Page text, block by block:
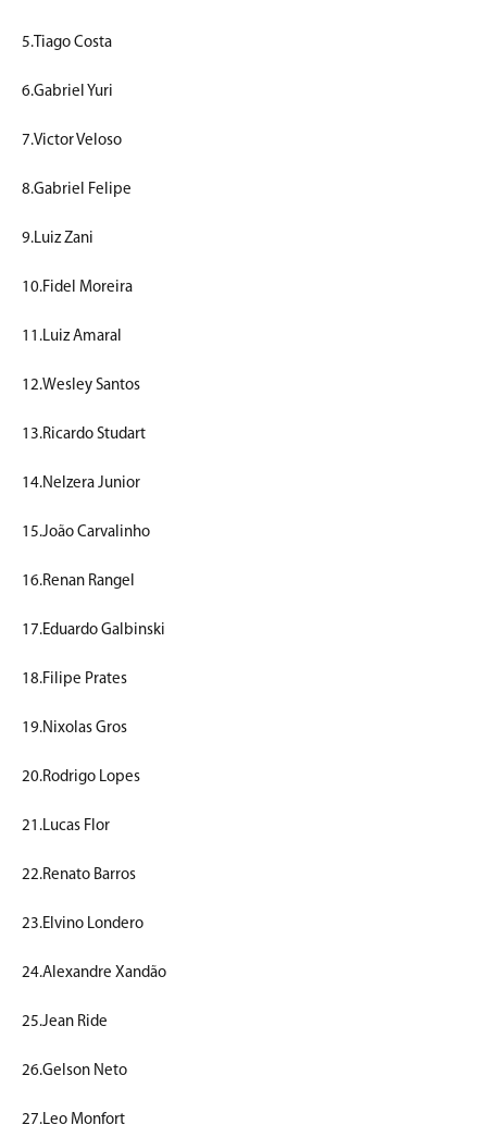
5.Tiago Costa
6.Gabriel Yuri
7.Victor Veloso
8.Gabriel Felipe
9.Luiz Zani
10.Fidel Moreira
11.Luiz Amaral
12.Wesley Santos
13.Ricardo Studart
14.Nelzera Junior
15.João Carvalinho
16.Renan Rangel
17.Eduardo Galbinski
18.Filipe Prates
19.Nixolas Gros
20.Rodrigo Lopes
21.Lucas Flor
22.Renato Barros
23.Elvino Londero
24.Alexandre Xandão
25.Jean Ride
26.Gelson Neto
27.Leo Monfort